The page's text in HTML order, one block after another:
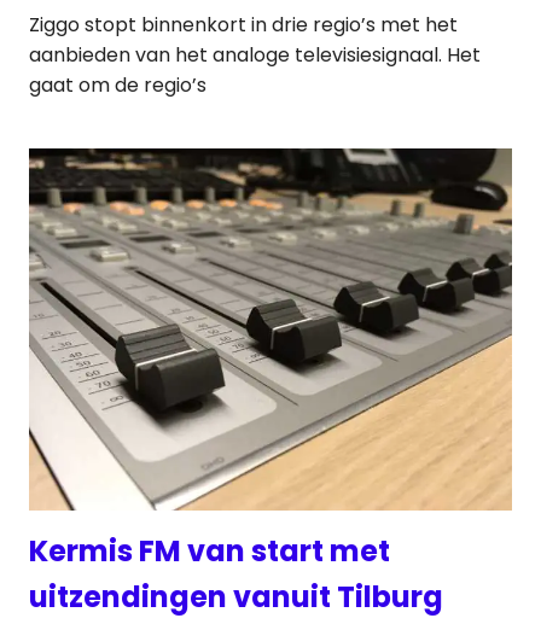
Ziggo stopt binnenkort in drie regio’s met het
aanbieden van het analoge televisiesignaal. Het
gaat om de regio’s
Kermis FM van start met
uitzendingen vanuit Tilburg